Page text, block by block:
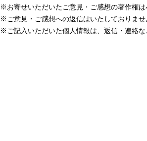
※お寄せいただいたご意見・ご感想の著作権
※ご意見・ご感想への返信はいたしておりま
※ご記入いただいた個人情報は、返信・連絡